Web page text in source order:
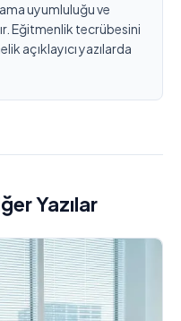
uyumluluğu ve
Eğitmenlik tecrübesini
açıklayıcı yazılarda
Yazılar